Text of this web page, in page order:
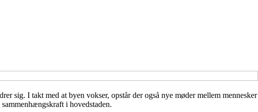
sig. I takt med at byen vokser, opstår der også nye møder mellem mennesker
i hovedstaden.